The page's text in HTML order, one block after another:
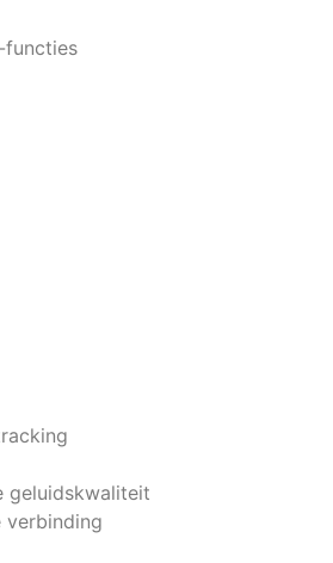
functies
geluidskwaliteit
verbinding